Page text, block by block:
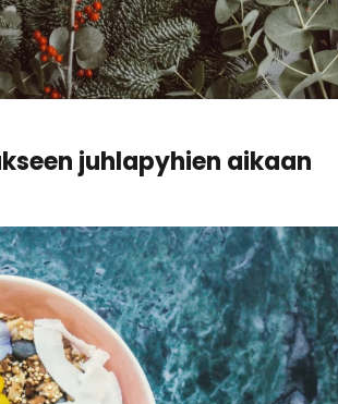
juhlapyhien aikaan